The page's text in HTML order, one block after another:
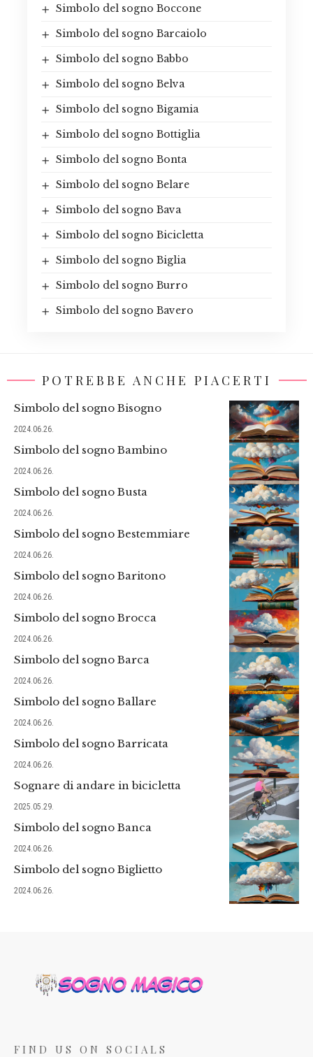
Simbolo del sogno Boccone
Simbolo del sogno Barcaiolo
Simbolo del sogno Babbo
Simbolo del sogno Belva
Simbolo del sogno Bigamia
Simbolo del sogno Bottiglia
Simbolo del sogno Bonta
Simbolo del sogno Belare
Simbolo del sogno Bava
Simbolo del sogno Bicicletta
Simbolo del sogno Biglia
Simbolo del sogno Burro
Simbolo del sogno Bavero
POTREBBE ANCHE PIACERTI
Simbolo del sogno Bisogno
2024.06.26.
Simbolo del sogno Bambino
2024.06.26.
Simbolo del sogno Busta
2024.06.26.
Simbolo del sogno Bestemmiare
2024.06.26.
Simbolo del sogno Baritono
2024.06.26.
Simbolo del sogno Brocca
2024.06.26.
Simbolo del sogno Barca
2024.06.26.
Simbolo del sogno Ballare
2024.06.26.
Simbolo del sogno Barricata
2024.06.26.
Sognare di andare in bicicletta
2025.05.29.
Simbolo del sogno Banca
2024.06.26.
Simbolo del sogno Biglietto
2024.06.26.
FIND US ON SOCIALS